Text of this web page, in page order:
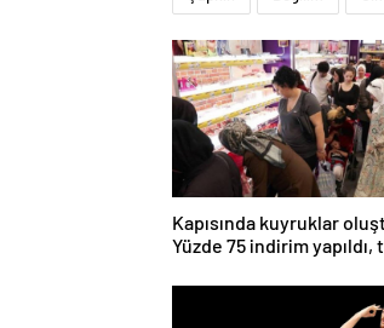
Kapısında kuyruklar
Yüzde 75 indirim yapıldı,